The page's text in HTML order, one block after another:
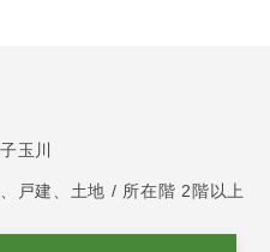
玉川
戸建、土地 / 所在階 2階以上